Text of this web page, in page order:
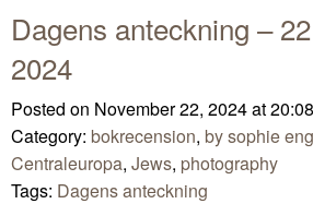
Dagens anteckning –
2024
Posted on November 22, 2024 at
Category: bokrecension, by sophie
Centraleuropa, Jews, photography
Tags: Dagens anteckning